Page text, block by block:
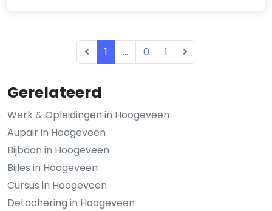
Gerelateerd
Werk & Opleidingen in Hoogeveen
Aupair in Hoogeveen
Bijbaan in Hoogeveen
Bijles in Hoogeveen
Cursus in Hoogeveen
Detachering in Hoogeveen
1 ... 0 1